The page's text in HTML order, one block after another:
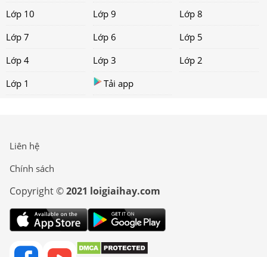
Lớp 10
Lớp 9
Lớp 8
Lớp 7
Lớp 6
Lớp 5
Lớp 4
Lớp 3
Lớp 2
Lớp 1
Tải app
Liên hệ
Chính sách
Copyright ©2021 loigiaihay.com